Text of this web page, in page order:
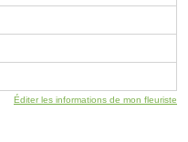
Éditer les informations de mon fleuriste